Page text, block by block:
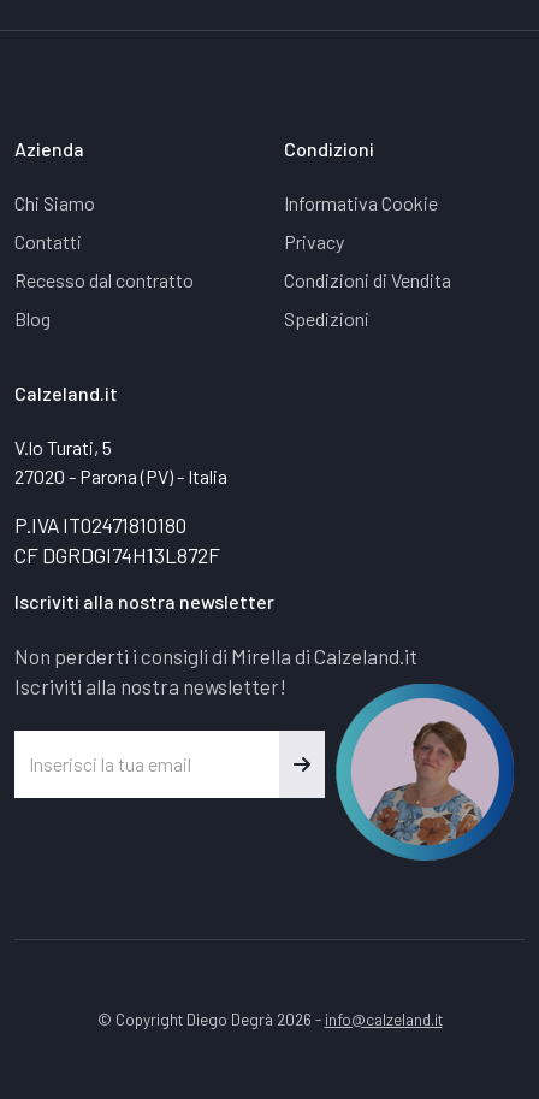
Azienda
Chi Siamo
Contatti
Recesso dal contratto
Blog
Condizioni
Informativa Cookie
Privacy
Condizioni di Vendita
Spedizioni
Calzeland.it
V.lo Turati, 5
27020 - Parona (PV) - Italia
P.IVA IT02471810180
CF DGRDGI74H13L872F
Iscriviti alla nostra newsletter
Non perderti i consigli di Mirella di Calzeland.it
Iscriviti alla nostra newsletter!
© Copyright Diego Degrà 2026 - info@calzeland.it